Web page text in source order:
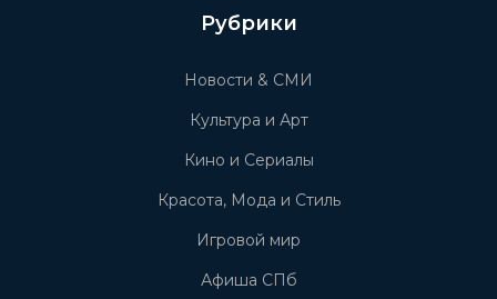
Рубрики
Новости & СМИ
Культура и Арт
Кино и Сериалы
Красота, Мода и Стиль
Игровой мир
Афиша СПб